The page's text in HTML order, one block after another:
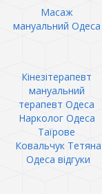
Масаж
мануальний Одеса
Кінезітерапевт
мануальний
терапевт Одеса
Нарколог Одеса
Таїрове
Ковальчук Тетяна
Одеса відгуки